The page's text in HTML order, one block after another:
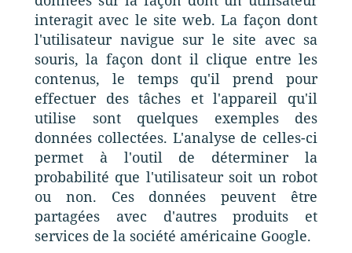
interagit avec le site web. La façon dont
l'utilisateur navigue sur le site avec sa
souris, la façon dont il clique entre les
contenus, le temps qu'il prend pour
effectuer des tâches et l'appareil qu'il
utilise sont quelques exemples des
données collectées. L'analyse de celles-ci
permet à l'outil de déterminer la
probabilité que l'utilisateur soit un robot
ou non. Ces données peuvent être
partagées avec d'autres produits et
services de la société américaine Google.